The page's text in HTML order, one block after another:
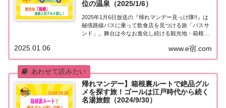
位の温泉（2025/1/6）
2025年1月6日放送の『帰れマンデー見っけ隊!!』は
秘境路線バスに乗って飲食店を見つける旅「バスサ
ンド」。舞台は今なお進化し続ける観光地・箱根！
ト！果たして飲食店は見つかるのか？ゴールの「箱
根の人気ホテル・温泉旅館ランキング１位！...
www.e宿.com
2025.01.06
帰れマンデー】箱根裏ルートで絶品グル
メを探す旅！ゴールは江戸時代から続く
名湯旅館（2024/9/30）